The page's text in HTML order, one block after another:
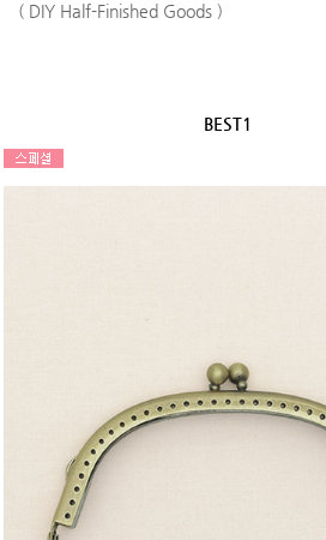
( DIY Half-Finished Goods )
BEST1